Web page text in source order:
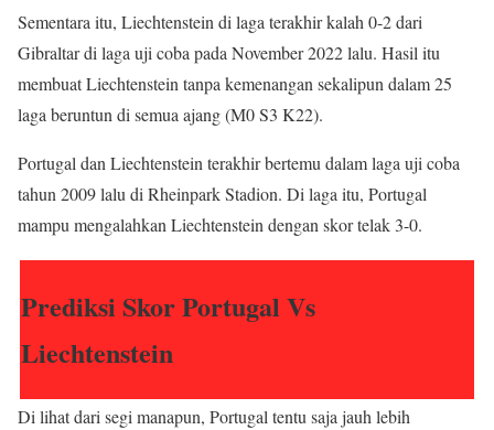
Sementara itu, Liechtenstein di laga terakhir kalah 0-2 dari
Gibraltar di laga uji coba pada November 2022 lalu. Hasil itu
membuat Liechtenstein tanpa kemenangan sekalipun dalam 25
laga beruntun di semua ajang (M0 S3 K22).
Portugal dan Liechtenstein terakhir bertemu dalam laga uji coba
tahun 2009 lalu di Rheinpark Stadion. Di laga itu, Portugal
mampu mengalahkan Liechtenstein dengan skor telak 3-0.
Prediksi Skor Portugal Vs
Liechtenstein
Di lihat dari segi manapun, Portugal tentu saja jauh lebih